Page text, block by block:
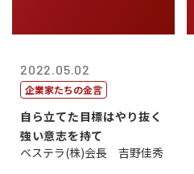
2022.05.02
企業家たちの金言
自ら立てた目標はやり抜く
強い意志を持て
ベステラ(株)会長 吉野佳秀